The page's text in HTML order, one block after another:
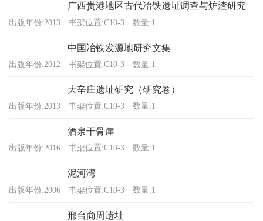
广西贵港地区古代冶铁遗址调查与炉渣研究
出版年份:2013 书架位置:C10-3 数量:1
中国冶铁发源地研究文集
出版年份:2012 书架位置:C10-3 数量:1
大辛庄遗址研究（研究卷）
出版年份:2013 书架位置:C10-3 数量:1
酒泉干骨崖
出版年份:2016 书架位置:C10-3 数量:1
泥河湾
出版年份:2006 书架位置:C10-3 数量:1
邢台商周遗址